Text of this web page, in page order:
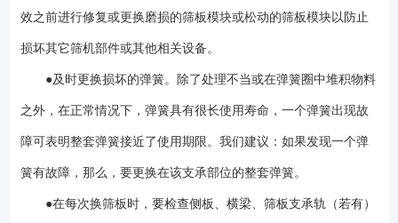
效之前进行修复或更换磨损的筛板模块或松动的筛板模块以防止
损坏其它筛机部件或其他相关设备。
●及时更换损坏的弹簧。除了处理不当或在弹簧圈中堆积物料
之外，在正常情况下，弹簧具有很长使用寿命，一个弹簧出现故
障可表明整套弹簧接近了使用期限。我们建议：如果发现一个弹
簧有故障，那么，要更换在该支承部位的整套弹簧。
●在每次换筛板时，要检查侧板、横梁、筛板支承轨（若有）